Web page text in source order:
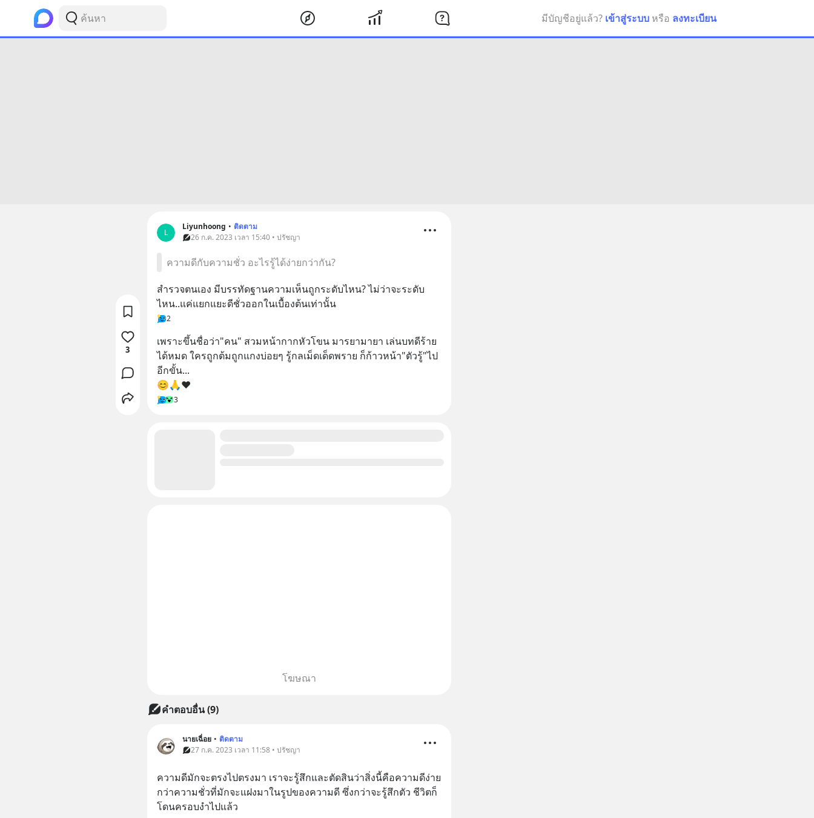
มีบัญชีอยู่แล้ว? เข้าสู่ระบบ หรือ ลงทะเบียน
L
Liyunhoong • ติดตาม
26 ก.ค. 2023 เวลา 15:40 • ปรัชญา
ความดีกับความชั่ว อะไรรู้ได้ง่ายกว่ากัน?
สำรวจตนเอง มีบรรทัดฐานความเห็นถูกระดับไหน? ไม่ว่าจะระดับ
ไหน..แค่แยกแยะดีชั่วออกในเบื้องต้นเท่านั้น
2
เพราะขึ้นชื่อว่า"คน" สวมหน้ากากหัวโขน มารยามายา เล่นบทดีร้าย
ได้หมด ใครถูกต้มถูกแกงบ่อยๆ รู้กลเม็ดเด็ดพราย ก็ก้าวหน้า"ตัวรู้"ไป
อีกขั้น...
😊🙏❤
3
3
โฆษณา
คำตอบอื่น(9)
นายเฉื่อย • ติดตาม
27 ก.ค. 2023 เวลา 11:58 • ปรัชญา
ความดีมักจะตรงไปตรงมา เราจะรู้สึกและตัดสินว่าสิ่งนี้คือความดีง่าย
กว่าความชั่วที่มักจะแฝงมาในรูปของความดี ซึ่งกว่าจะรู้สึกตัว ชีวิตก็
โดนครอบงำไปแล้ว